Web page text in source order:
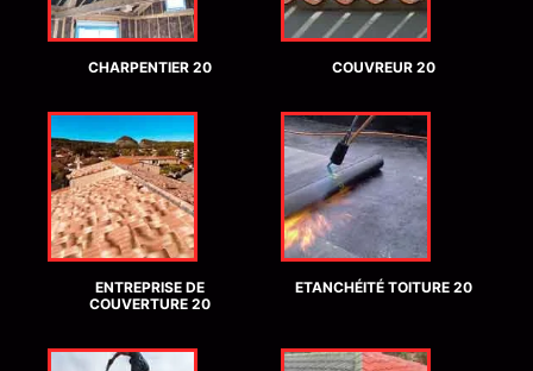
CHARPENTIER 20 COUVREUR 20
ENTREPRISE DE
COUVERTURE 20
ETANCHÉITÉ TOITURE 20